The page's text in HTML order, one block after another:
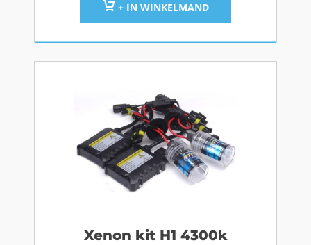
+ IN WINKELMAND
Xenon kit H1 4300k